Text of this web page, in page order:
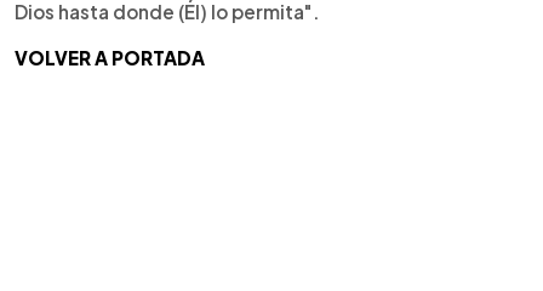
Dios hasta donde (Él) lo permita".
VOLVER A PORTADA